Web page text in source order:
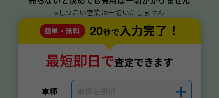
※しつこい営業は一切いたしません
簡単・無料
20秒で入力完了！
最短即日で査定できます
車種 ＋